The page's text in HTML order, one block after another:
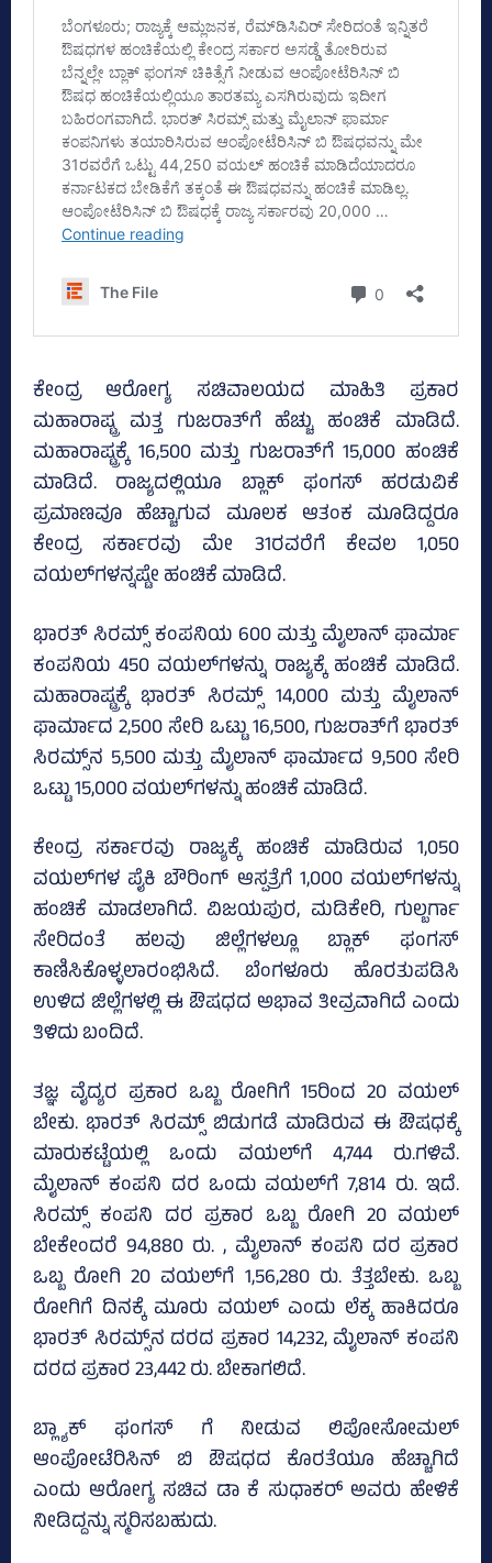
ಕೇಂದ್ರ ಆರೋಗ್ಯ ಸಚಿವಾಲಯದ ಮಾಹಿತಿ ಪ್ರಕಾರ
ಮಹಾರಾಷ್ಟ್ರ ಮತ್ತ ಗುಜರಾತ್‌ಗೆ ಹೆಚ್ಚು ಹಂಚಿಕೆ ಮಾಡಿದೆ.
ಮಹಾರಾಷ್ಟ್ರಕ್ಕೆ 16,500 ಮತ್ತು ಗುಜರಾತ್‌ಗೆ 15,000 ಹಂಚಿಕೆ
ಮಾಡಿದೆ. ರಾಜ್ಯದಲ್ಲಿಯೂ ಬ್ಲಾಕ್‌ ಫಂಗಸ್‌ ಹರಡುವಿಕೆ
ಪ್ರಮಾಣವೂ ಹೆಚ್ಚಾಗುವ ಮೂಲಕ ಆತಂಕ ಮೂಡಿದ್ದರೂ
ಕೇಂದ್ರ ಸರ್ಕಾರವು ಮೇ 31ರವರೆಗೆ ಕೇವಲ 1,050
ವಯಲ್‌ಗಳನ್ನಷ್ಟೇ ಹಂಚಿಕೆ ಮಾಡಿದೆ.
ಭಾರತ್‌ ಸಿರಮ್ಸ್‌ ಕಂಪನಿಯ 600 ಮತ್ತು ಮೈಲಾನ್‌ ಫಾರ್ಮಾ
ಕಂಪನಿಯ 450 ವಯಲ್‌ಗಳನ್ನು ರಾಜ್ಯಕ್ಕೆ ಹಂಚಿಕೆ ಮಾಡಿದೆ.
ಮಹಾರಾಷ್ಟ್ರಕ್ಕೆ ಭಾರತ್‌ ಸಿರಮ್ಸ್‌ 14,000 ಮತ್ತು ಮೈಲಾನ್‌
ಫಾರ್ಮಾದ 2,500 ಸೇರಿ ಒಟ್ಟು 16,500, ಗುಜರಾತ್‌ಗೆ ಭಾರತ್
ಸಿರಮ್ಸ್‌ನ 5,500 ಮತ್ತು ಮೈಲಾನ್‌ ಫಾರ್ಮಾದ 9,500 ಸೇರಿ
ಒಟ್ಟು 15,000 ವಯಲ್‌ಗಳನ್ನು ಹಂಚಿಕೆ ಮಾಡಿದೆ.
ಕೇಂದ್ರ ಸರ್ಕಾರವು ರಾಜ್ಯಕ್ಕೆ ಹಂಚಿಕೆ ಮಾಡಿರುವ 1,050
ವಯಲ್‌ಗಳ ಪೈಕಿ ಬೌರಿಂಗ್‌ ಆಸ್ಪತ್ರೆಗೆ 1,000 ವಯಲ್‌ಗಳನ್ನು
ಹಂಚಿಕೆ ಮಾಡಲಾಗಿದೆ. ವಿಜಯಪುರ, ಮಡಿಕೇರಿ, ಗುಲ್ಬರ್ಗಾ
ಸೇರಿದಂತೆ ಹಲವು ಜಿಲ್ಲೆಗಳಲ್ಲೂ ಬ್ಲಾಕ್‌ ಫಂಗಸ್‌
ಕಾಣಿಸಿಕೊಳ್ಳಲಾರಂಭಿಸಿದೆ. ಬೆಂಗಳೂರು ಹೊರತುಪಡಿಸಿ
ಉಳಿದ ಜಿಲ್ಲೆಗಳಲ್ಲಿ ಈ ಔಷಧದ ಅಭಾವ ತೀವ್ರವಾಗಿದೆ ಎಂದು
ತಿಳಿದು ಬಂದಿದೆ.
ತಜ್ಞ ವೈದ್ಯರ ಪ್ರಕಾರ ಒಬ್ಬ ರೋಗಿಗೆ 15ರಿಂದ 20 ವಯಲ್‌
ಬೇಕು. ಭಾರತ್‌ ಸಿರಮ್ಸ್‌ ಬಿಡುಗಡೆ ಮಾಡಿರುವ ಈ ಔಷಧಕ್ಕೆ
ಮಾರುಕಟ್ಟೆಯಲ್ಲಿ ಒಂದು ವಯಲ್‌ಗೆ 4,744 ರು.ಗಳಿವೆ.
ಮೈಲಾನ್‌ ಕಂಪನಿ ದರ ಒಂದು ವಯಲ್‌ಗೆ 7,814 ರು. ಇದೆ.
ಸಿರಮ್ಸ್‌ ಕಂಪನಿ ದರ ಪ್ರಕಾರ ಒಬ್ಬ ರೋಗಿ 20 ವಯಲ್‌
ಬೇಕೇಂದರೆ 94,880 ರು. , ಮೈಲಾನ್‌ ಕಂಪನಿ ದರ ಪ್ರಕಾರ
ಒಬ್ಬ ರೋಗಿ 20 ವಯಲ್‌ಗೆ 1,56,280 ರು. ತೆತ್ತಬೇಕು. ಒಬ್ಬ
ರೋಗಿಗೆ ದಿನಕ್ಕೆ ಮೂರು ವಯಲ್‌ ಎಂದು ಲೆಕ್ಕ ಹಾಕಿದರೂ
ಭಾರತ್‌ ಸಿರಮ್ಸ್‌ನ ದರದ ಪ್ರಕಾರ 14,232, ಮೈಲಾನ್‌ ಕಂಪನಿ
ದರದ ಪ್ರಕಾರ 23,442 ರು. ಬೇಕಾಗಲಿದೆ.
ಬ್ಲ್ಯಾಕ್​ ಫಂಗಸ್ ಗೆ ನೀಡುವ ಲಿಪೋಸೋಮಲ್
ಆಂಪೋಟೆರಿಸಿನ್ ಬಿ ಔಷಧದ ಕೊರತೆಯೂ ಹೆಚ್ಚಾಗಿದೆ
ಎಂದು ಆರೋಗ್ಯ ಸಚಿವ ಡಾ ಕೆ ಸುಧಾಕರ್‌ ಅವರು ಹೇಳಿಕೆ
ನೀಡಿದ್ದನ್ನು ಸ್ಮರಿಸಬಹುದು.